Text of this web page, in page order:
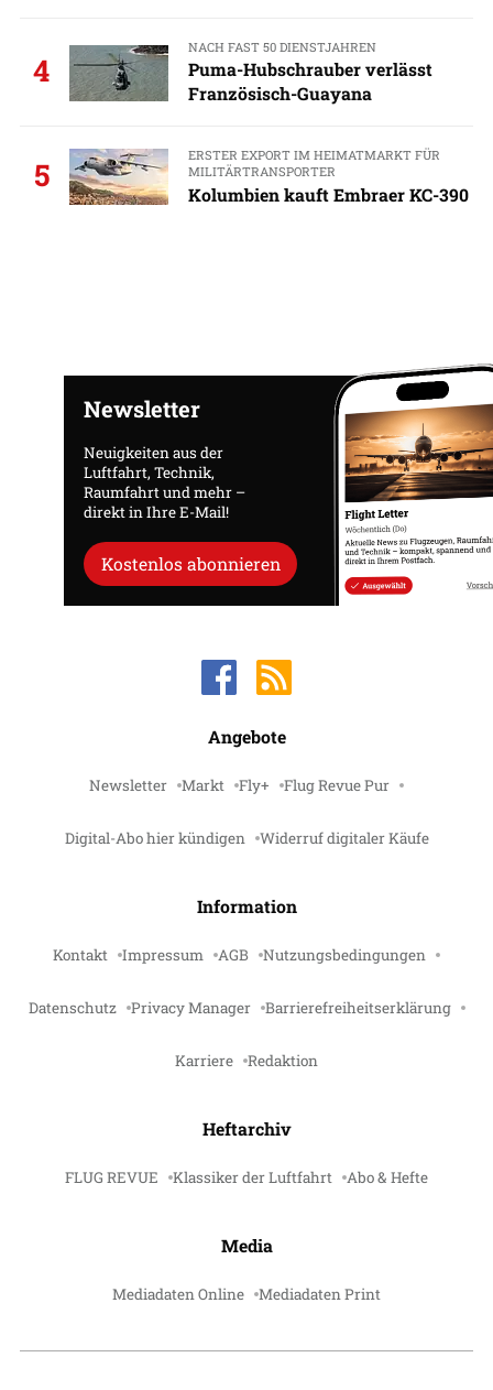
4
NACH FAST 50 DIENSTJAHREN
Puma-Hubschrauber verlässt
Französisch-Guayana
5
ERSTER EXPORT IM HEIMATMARKT FÜR
MILITÄRTRANSPORTER
Kolumbien kauft Embraer KC-390
Newsletter
Neuigkeiten aus der
Luftfahrt, Technik,
Raumfahrt und mehr –
direkt in Ihre E-Mail!
Kostenlos abonnieren
Angebote
Newsletter Markt Fly+ Flug Revue Pur
Digital-Abo hier kündigen Widerruf digitaler Käufe
Information
Kontakt Impressum AGB Nutzungsbedingungen
Datenschutz Privacy Manager Barrierefreiheitserklärung
Karriere Redaktion
Heftarchiv
FLUG REVUE Klassiker der Luftfahrt Abo & Hefte
Media
Mediadaten Online Mediadaten Print